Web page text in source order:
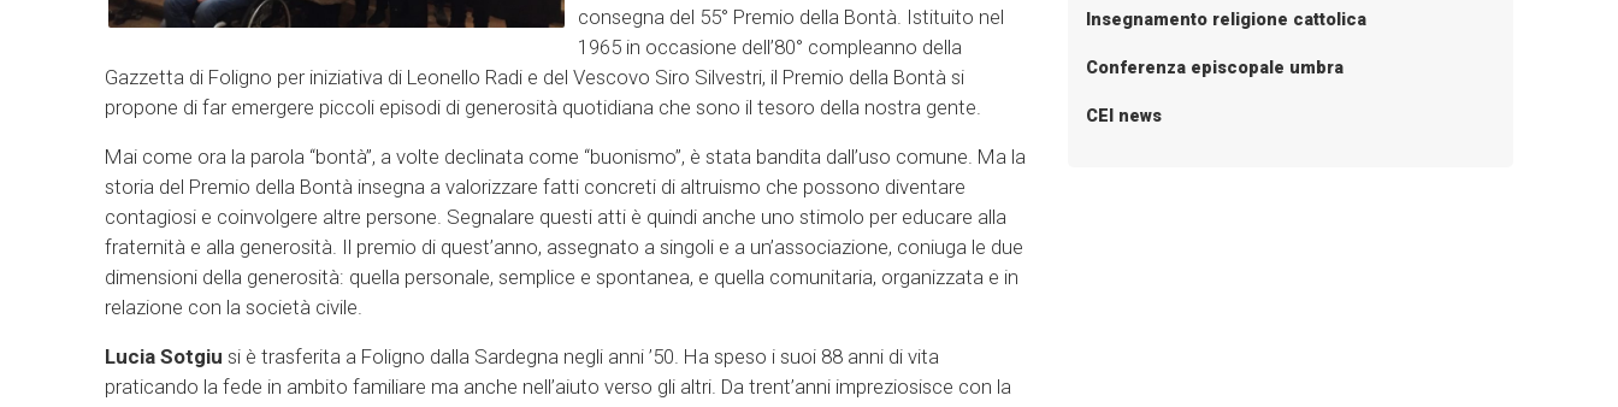
consegna del 55° Premio della Bontà. Istituito nel
1965 in occasione dell’80° compleanno della
Gazzetta di Foligno per iniziativa di Leonello Radi e del Vescovo Siro Silvestri, il Premio della Bontà si
propone di far emergere piccoli episodi di generosità quotidiana che sono il tesoro della nostra gente.
Mai come ora la parola “bontà”, a volte declinata come “buonismo”, è stata bandita dall’uso comune. Ma la
storia del Premio della Bontà insegna a valorizzare fatti concreti di altruismo che possono diventare
contagiosi e coinvolgere altre persone. Segnalare questi atti è quindi anche uno stimolo per educare alla
fraternità e alla generosità. Il premio di quest’anno, assegnato a singoli e a un’associazione, coniuga le due
dimensioni della generosità: quella personale, semplice e spontanea, e quella comunitaria, organizzata e in
relazione con la società civile.
Lucia Sotgiu si è trasferita a Foligno dalla Sardegna negli anni ’50. Ha speso i suoi 88 anni di vita
praticando la fede in ambito familiare ma anche nell’aiuto verso gli altri. Da trent’anni impreziosisce con la
Insegnamento religione cattolica
Conferenza episcopale umbra
CEI news